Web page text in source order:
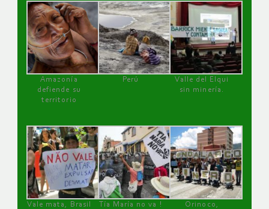
Amazonía
defiende su
territorio
Perú
Valle del Elqui
sin minería.
Vale mata, Brasil
Tía María no va !
Orinoco,